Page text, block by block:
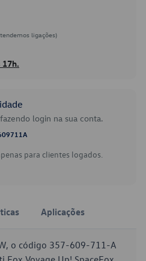
ligações)
17h.
login na sua conta.
para clientes logados.
Aplicações
o código 357-609-711-A